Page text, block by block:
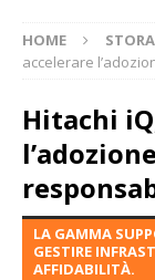
HOME
accelerare
Hitachi
LA GAMMA
GESTIRE
AFFIDABILITÀ.